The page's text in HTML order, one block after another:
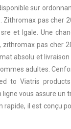
sur
pas cher
et lgale. Une
pas cher
absolu et livraison
adultes.
to Viatris
vous assure un
rapide, il est conçu